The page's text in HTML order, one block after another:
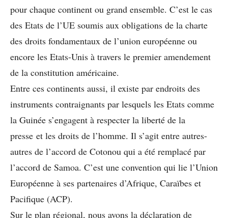
pour chaque continent ou grand ensemble. C’est le cas
des Etats de l’UE soumis aux obligations de la charte
des droits fondamentaux de l’union européenne ou
encore les Etats-Unis à travers le premier amendement
de la constitution américaine.
Entre ces continents aussi, il existe par endroits des
instruments contraignants par lesquels les Etats comme
la Guinée s’engagent à respecter la liberté de la
presse et les droits de l’homme. Il s’agit entre autres-
autres de l’accord de Cotonou qui a été remplacé par
l’accord de Samoa. C’est une convention qui lie l’Union
Européenne à ses partenaires d’Afrique, Caraïbes et
Pacifique (ACP).
Sur le plan régional, nous avons la déclaration de